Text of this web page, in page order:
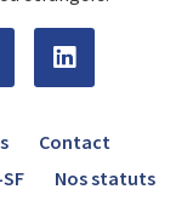
Contact
Nos statuts